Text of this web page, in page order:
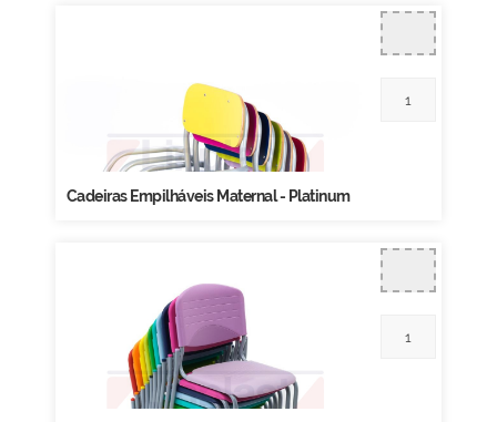
Cadeiras Empilháveis Maternal - Platinum